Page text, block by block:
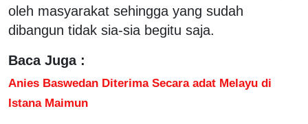
oleh masyarakat sehingga yang sudah
dibangun tidak sia-sia begitu saja.
Baca Juga :
Anies Baswedan Diterima Secara adat Melayu di
Istana Maimun